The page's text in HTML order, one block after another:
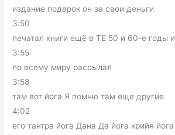
издание подарок он за свои деньги
3:50
печатал книги ещё в ТЕ 50 и 60-е годы и
3:55
по всему миру рассылал
3:58
там вот йога Я помню там еще другие
4:02
его тантра йога Дана Да йога крийя йога